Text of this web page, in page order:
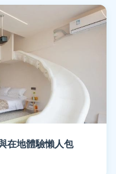
在地體驗懶人包